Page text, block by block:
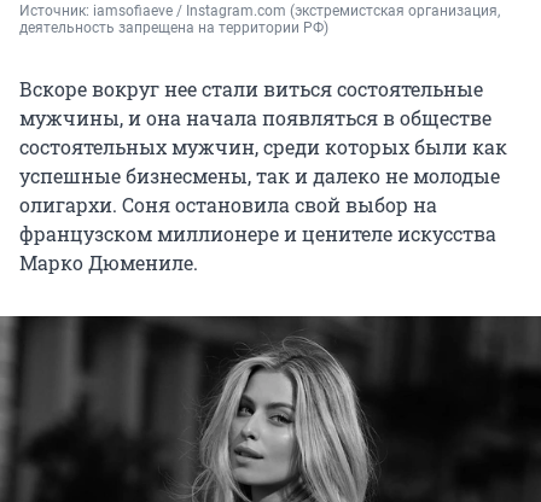
Источник: iamsofiaeve / Instagram.com (экстремистская организация,
деятельность запрещена на территории РФ)
Вскоре вокруг нее стали виться состоятельные
мужчины, и она начала появляться в обществе
состоятельных мужчин, среди которых были как
успешные бизнесмены, так и далеко не молодые
олигархи. Соня остановила свой выбор на
французском миллионере и ценителе искусства
Марко Дюмениле.